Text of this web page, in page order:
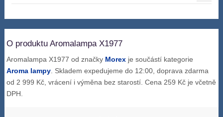
O produktu Aromalampa X1977
Aromalampa X1977 od značky Morex je součástí kategorie
Aroma lampy . Skladem expedujeme do 12:00, doprava zdarma
od 2 999 Kč, vrácení i výměna bez starostí. Cena 259 Kč je včetně
DPH.